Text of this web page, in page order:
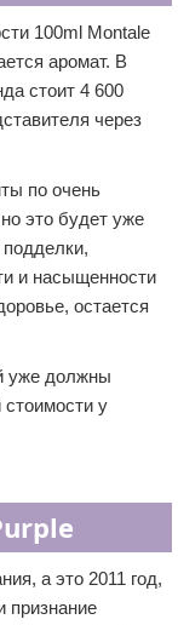
100ml Montale
аромат. В
стоит 4 600
через
по очень
это будет уже
и насыщенности
остается
уже должны
стоимости у
а это 2011 год,
признание